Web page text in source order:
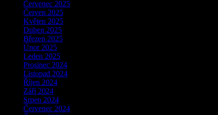
Červenec 2025
Červen 2025
Květen 2025
Duben 2025
Březen 2025
Únor 2025
Leden 2025
Prosinec 2024
Listopad 2024
Říjen 2024
Září 2024
Srpen 2024
Červenec 2024